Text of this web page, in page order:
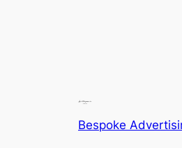
Bespoke